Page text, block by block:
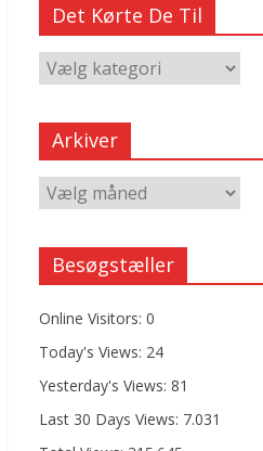
Det Kørte De Til
Arkiver
Besøgstæller
Online Visitors: 0
Today's Views: 24
Yesterday's Views: 81
Last 30 Days Views: 7.031